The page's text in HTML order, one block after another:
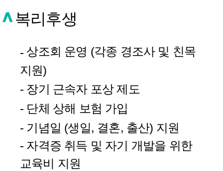
복리후생
- 상조회 운영 (각종 경조사 및 친목
지원)
- 장기 근속자 포상 제도
- 단체 상해 보험 가입
- 기념일 (생일, 결혼, 출산) 지원
- 자격증 취득 및 자기 개발을 위한
교육비 지원